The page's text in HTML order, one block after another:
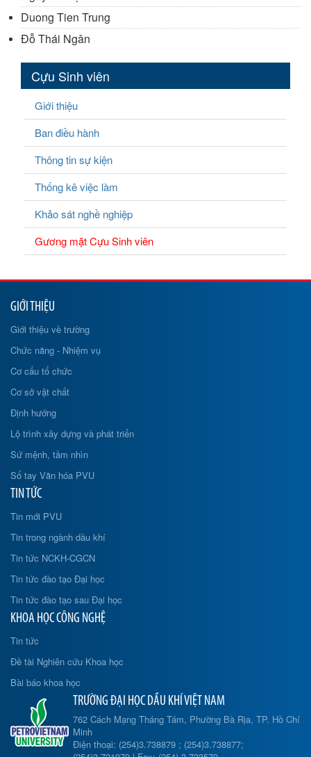
Duong Tien Trung
Đỗ Thái Ngân
Cựu Sinh viên
Giới thiệu
Ban điều hành
Thông tin sự kiện
Thống kê việc làm
Khảo sát nghề nghiệp
Gương mặt Cựu Sinh viên
GIỚI THIỆU
Giới thiệu về trường
Chức năng - Nhiệm vụ
Cơ cấu tổ chức
Cơ sở vật chất
Định hướng
Lộ trình xây dựng và phát triển
Sứ mệnh, tầm nhìn
Sổ tay Văn hóa PVU
TIN TỨC
Tin mới PVU
Tin trong ngành dầu khí
Tin tức NCKH-CGCN
Tin tức đào tạo Đại học
Tin tức đào tạo sau Đại học
KHOA HỌC CÔNG NGHỆ
Tin tức
Đề tài Nghiên cứu Khoa học
Bài báo khoa học
TRƯỜNG ĐẠI HỌC DẦU KHÍ VIỆT NAM
762 Cách Mạng Tháng Tám, Phường Bà Rịa, TP. Hồ Chí
Minh
Điện thoại: (254)3.738879 ; (254)3.738877;